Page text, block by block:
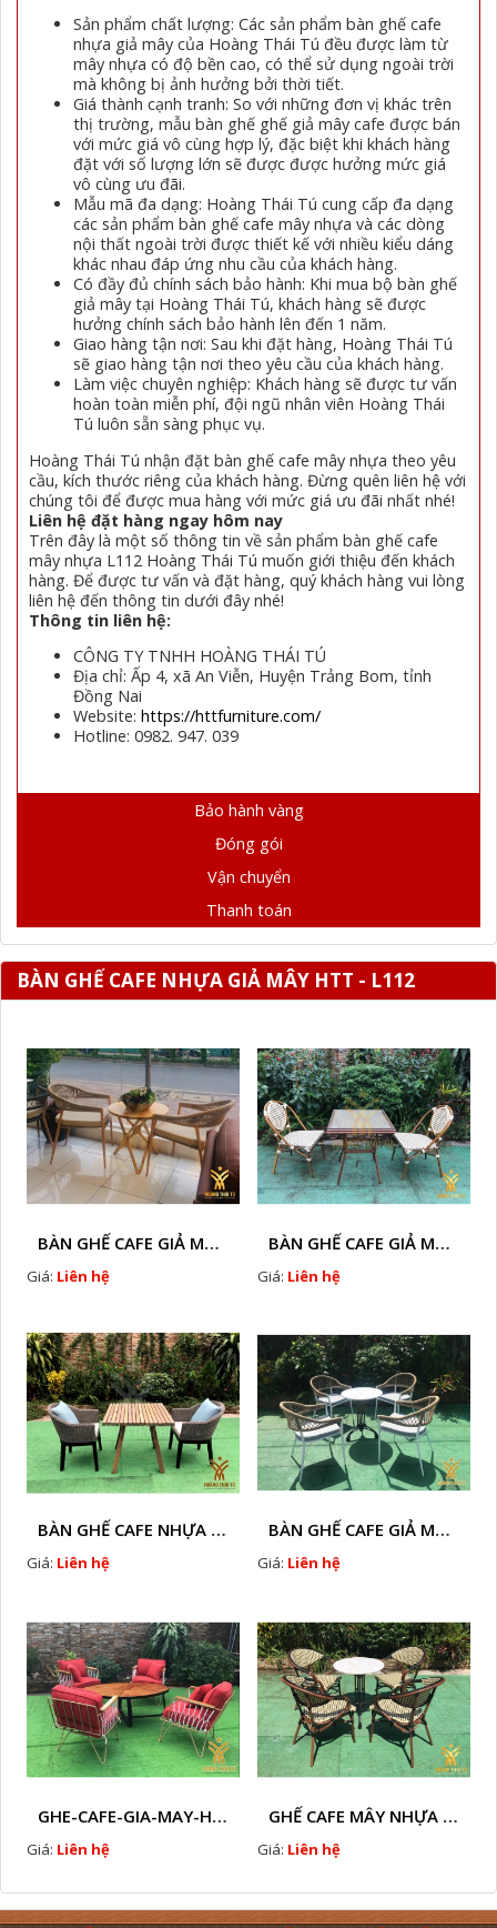
Sản phẩm chất lượng: Các sản phẩm bàn ghế cafe
nhựa giả mây của Hoàng Thái Tú đều được làm từ
mây nhựa có độ bền cao, có thể sử dụng ngoài trời
mà không bị ảnh hưởng bởi thời tiết.
Giá thành cạnh tranh: So với những đơn vị khác trên
thị trường, mẫu bàn ghế ghế giả mây cafe được bán
với mức giá vô cùng hợp lý, đặc biệt khi khách hàng
đặt với số lượng lớn sẽ được được hưởng mức giá
vô cùng ưu đãi.
Mẫu mã đa dạng: Hoàng Thái Tú cung cấp đa dạng
các sản phẩm bàn ghế cafe mây nhựa và các dòng
nội thất ngoài trời được thiết kế với nhiều kiểu dáng
khác nhau đáp ứng nhu cầu của khách hàng.
Có đầy đủ chính sách bảo hành: Khi mua bộ bàn ghế
giả mây tại Hoàng Thái Tú, khách hàng sẽ được
hưởng chính sách bảo hành lên đến 1 năm.
Giao hàng tận nơi: Sau khi đặt hàng, Hoàng Thái Tú
sẽ giao hàng tận nơi theo yêu cầu của khách hàng.
Làm việc chuyên nghiệp: Khách hàng sẽ được tư vấn
hoàn toàn miễn phí, đội ngũ nhân viên Hoàng Thái
Tú luôn sẵn sàng phục vụ.
Hoàng Thái Tú nhận đặt bàn ghế cafe mây nhựa theo yêu
cầu, kích thước riêng của khách hàng. Đừng quên liên hệ với
chúng tôi để được mua hàng với mức giá ưu đãi nhất nhé!
Liên hệ đặt hàng ngay hôm nay
Trên đây là một số thông tin về sản phẩm bàn ghế cafe
mây nhựa L112 Hoàng Thái Tú muốn giới thiệu đến khách
hàng. Để được tư vấn và đặt hàng, quý khách hàng vui lòng
liên hệ đến thông tin dưới đây nhé!
Thông tin liên hệ:
CÔNG TY TNHH HOÀNG THÁI TÚ
Địa chỉ: Ấp 4, xã An Viễn, Huyện Trảng Bom, tỉnh
Đồng Nai
Website:https://httfurniture.com/
Hotline: 0982. 947. 039
Bảo hành vàng
Đóng gói
Vận chuyển
Thanh toán
BÀN GHẾ CAFE NHỰA GIẢ MÂY HTT - L112
BÀN GHẾ CAFE GIẢ MÂY HTT - L128A
Giá: Liên hệ
BÀN GHẾ CAFE GIẢ MÂY HTT - LS132
Giá: Liên hệ
BÀN GHẾ CAFE NHỰA GIÃ MÂY HTT - L32
Giá: Liên hệ
BÀN GHẾ CAFE GIẢ MÂY HTT - L128
Giá: Liên hệ
GHE-CAFE-GIA-MAY-HTT - L110
Giá: Liên hệ
GHẾ CAFE MÂY NHỰA HTT - L130
Giá: Liên hệ